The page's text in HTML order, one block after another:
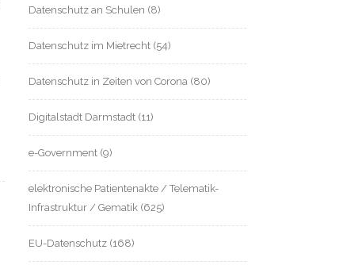
Datenschutz an Schulen (8)
Datenschutz im Mietrecht (54)
Datenschutz in Zeiten von Corona (80)
Digitalstadt Darmstadt (11)
e-Government (9)
elektronische Patientenakte / Telematik-
Infrastruktur / Gematik (625)
EU-Datenschutz (168)